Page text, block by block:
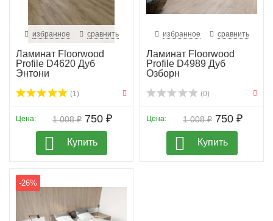
избранное сравнить
Ламинат Floorwood
Profile D4620 Дуб
Энтони
(1)
1 008 ₽
Цена: 750 ₽
Купить
избранное сравнить
Ламинат Floorwood
Profile D4989 Дуб
Озборн
(0)
1 008 ₽
Цена: 750 ₽
Купить
-26%